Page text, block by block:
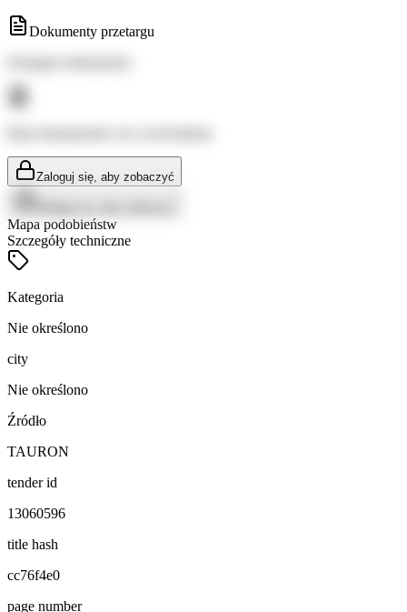
Dokumenty przetargu
Zaloguj się, aby zobaczyć
Mapa podobieństw
Szczegóły techniczne
Kategoria
Nie określono
city
Nie określono
Źródło
TAURON
tender id
13060596
title hash
cc76f4e0
page number